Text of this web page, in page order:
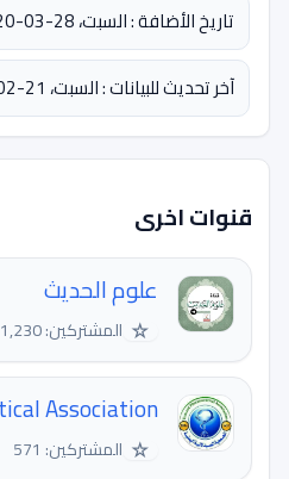
تاريخ الأضافة : السبت، 28-03-2020
آخر تحديث للبيانات : السبت، 21-02-2026 12:52:03 صباحاً
قنوات اخرى
علوم الحديث
☆ المشتركين: 1,230
Association
☆ المشتركين: 571